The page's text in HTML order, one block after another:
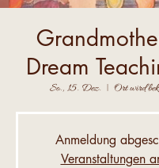
Dream
So., 15. Dez.
  |
Ort wird
Anmeldung
Veranstaltungen